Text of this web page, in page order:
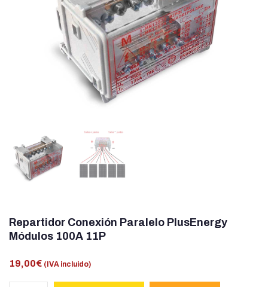
Repartidor Conexión Paralelo PlusEnergy
Módulos 100A 11P
19,00€ (IVA incluido)